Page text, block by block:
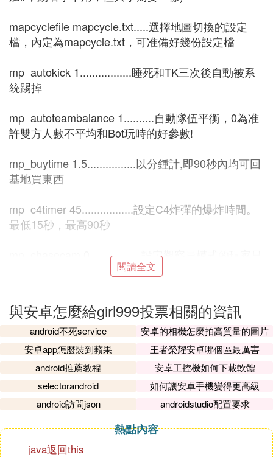
mapcyclefile mapcycle.txt.....選擇地圖切換的設定
檔，內定為mapcycle.txt，可准備好幾份設定檔
mp_autokick 1.................睡死和TK三次後自動被系
統踢掉
mp_autoteambalance 1..........自動隊伍平衡，0為准
許雙方人數不平均和Bot玩時的好參數!
mp_buytime 1.5................以分鍾計,即90秒內均可回
基地買東西
mp_c4timer 45.................設定C4炸彈的爆炸時間。
最低15秒，最高90秒
mp_chasecam 0.................設定觀察員模式的玩家只
的C4或大的別人的武器容易讓人發現...
mp_decals 250.................貼圖解析度，降低可減少l
ag
mp_fadetoblack 1..............這樣死後畫面變黑 活人可
以看得到屍體
mp_falldamage 1...............會不會摔傷
閱讀全文
與安卓怎麼給girl999投票相關的資訊
android不死service
安卓的相機怎麼拍高質量的圖片
安卓app怎麼裝到蘋果
王者榮耀安卓哪個區最厲害
android推薦教程
安卓工控機如何下載軟體
selectorandroid
如何讓安卓手機變得更高級
android訪問json
androidstudio配置要求
熱點內容
java返回this